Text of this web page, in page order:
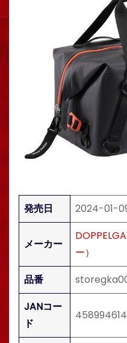
発売日 2024-01-
メーカー
ー）
品番
JANコー
ド